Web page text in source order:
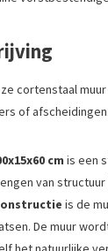
cortenstaal muur
of afscheidingen.
cm is een
van
is de
De muur